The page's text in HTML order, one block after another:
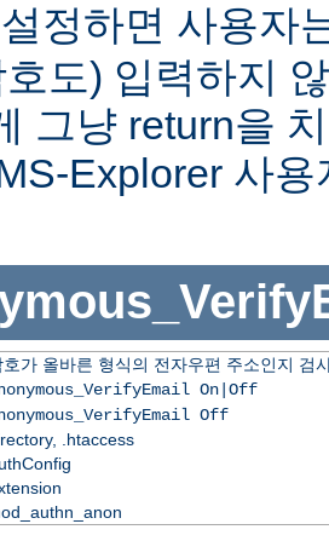
정하면 사용자
도) 입력하지
그냥 return을
Explorer 사
호가 올바른 형식의 전자우편 주소인지 검
On|Off
Off
.htaccess